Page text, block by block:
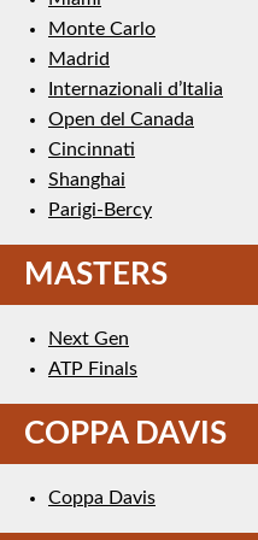
Monte Carlo
Madrid
Internazionali d’Italia
Open del Canada
Cincinnati
Shanghai
Parigi-Bercy
MASTERS
Next Gen
ATP Finals
COPPA DAVIS
Coppa Davis